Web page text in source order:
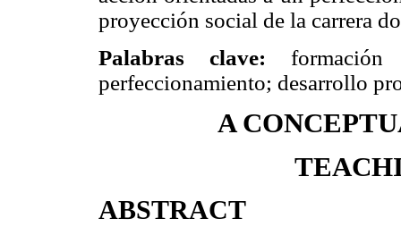
proyección social de la carrera
Palabras clave: formación
perfeccionamiento; desarrollo
A
ABSTRACT